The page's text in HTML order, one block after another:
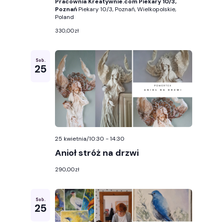
PoznańPiekary 10/3, Poznań, Wielkopolskie,
Poland
330,00zł
Sob.
25
Anioł stróż na drzwi
25 kwietnia/10:30 -14:30
290,00zł
Sob.
25